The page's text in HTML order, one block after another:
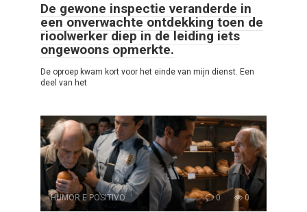
De gewone inspectie veranderde in
een onverwachte ontdekking toen de
rioolwerker diep in de leiding iets
ongewoons opmerkte.
De oproep kwam kort voor het einde van mijn dienst. Een
deel van het
HUMOR E POSITIVO 0 0